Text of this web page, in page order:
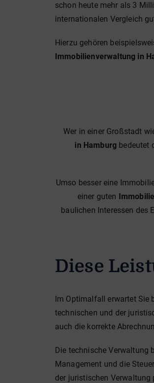
schon heute mehr als 3
internationalen Vergleich
Hierzu gehören
Immobilienverwaltung in
Wer in einer Großstadt
in Hamburg bedeutet
Umso besser eine
einer guten
baulichen Interessen des
Diese
Im Optimalfall erwartet Sie
technischen und der
auch die korrekte
Die technische
Management und die
der juristischen